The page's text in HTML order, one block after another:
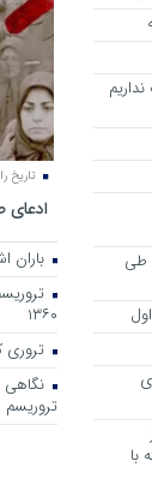
ایران هستند٬ شک نداریم
طی
با
تاریخ
ادعای
باران
۱۳۶۰
تروری
نگاهی
تروریسم